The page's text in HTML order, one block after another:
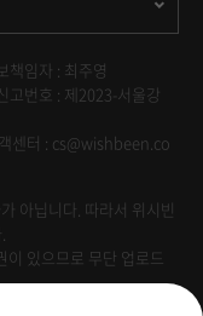
책임자 : 최주영
고번호 : 제2023-서울강
센터 : cs@wishbeen.co
아닙니다. 따라서 위시빈
이 있으므로 무단 업로드